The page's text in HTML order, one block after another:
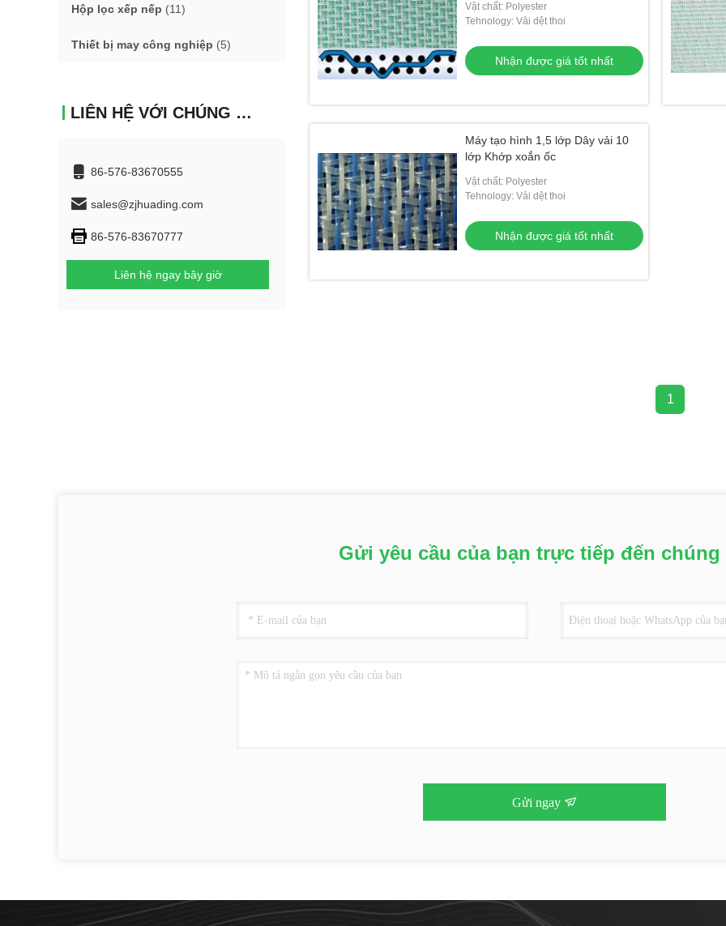
Hộp lọc xếp nếp (11)
Thiết bị may công nghiệp (5)
LIÊN HỆ VỚI CHÚNG TÔI
86-576-83670555
sales@zjhuading.com
86-576-83670777
Liên hệ ngay bây giờ
Vật chất: Polyester
Tehnology: Vải dệt thoi
Nhận được giá tốt nhất
Máy tạo hình 1,5 lớp Dây vải 10
lớp Khớp xoắn ốc
Vật chất: Polyester
Tehnology: Vải dệt thoi
Nhận được giá tốt nhất
1
Gửi yêu cầu của bạn trực tiếp đến
Gửi ngay